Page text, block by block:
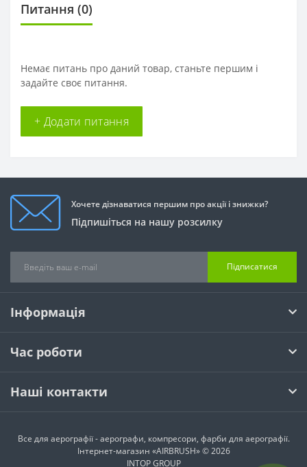
Питання (0)
Немає питань про даний товар, станьте першим і
задайте своє питання.
+ Додати питання
Хочете дізнаватися першим про акції і знижки?
Підпишіться на нашу розсилку
Підписатися
Інформація
Час роботи
Наші контакти
Все для аерографії - аерографи, компресори, фарби для аерографії.
Інтернет-магазин «AIRBRUSH» © 2026
INTOP GROUP